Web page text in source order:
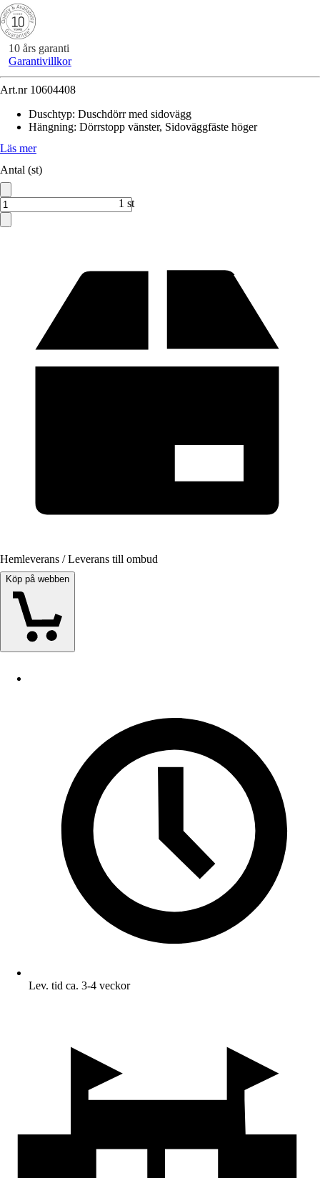
10 års garanti
Garantivillkor
Art.nr 10604408
Duschtyp: Duschdörr med sidovägg
Hängning: Dörrstopp vänster, Sidoväggfäste höger
Läs mer
Antal (st)
1 st
Hemleverans / Leverans till ombud
Köp på webben
Lev. tid ca. 3-4 veckor